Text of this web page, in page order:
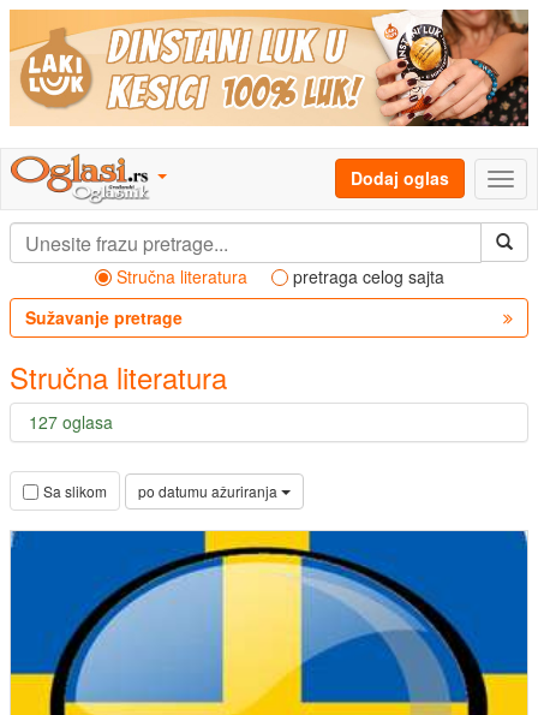
Dodaj oglas
Stručna literatura
pretraga celog sajta
Sužavanje pretrage
Stručna literatura
127 oglasa
Sa slikom po datumu ažuriranja